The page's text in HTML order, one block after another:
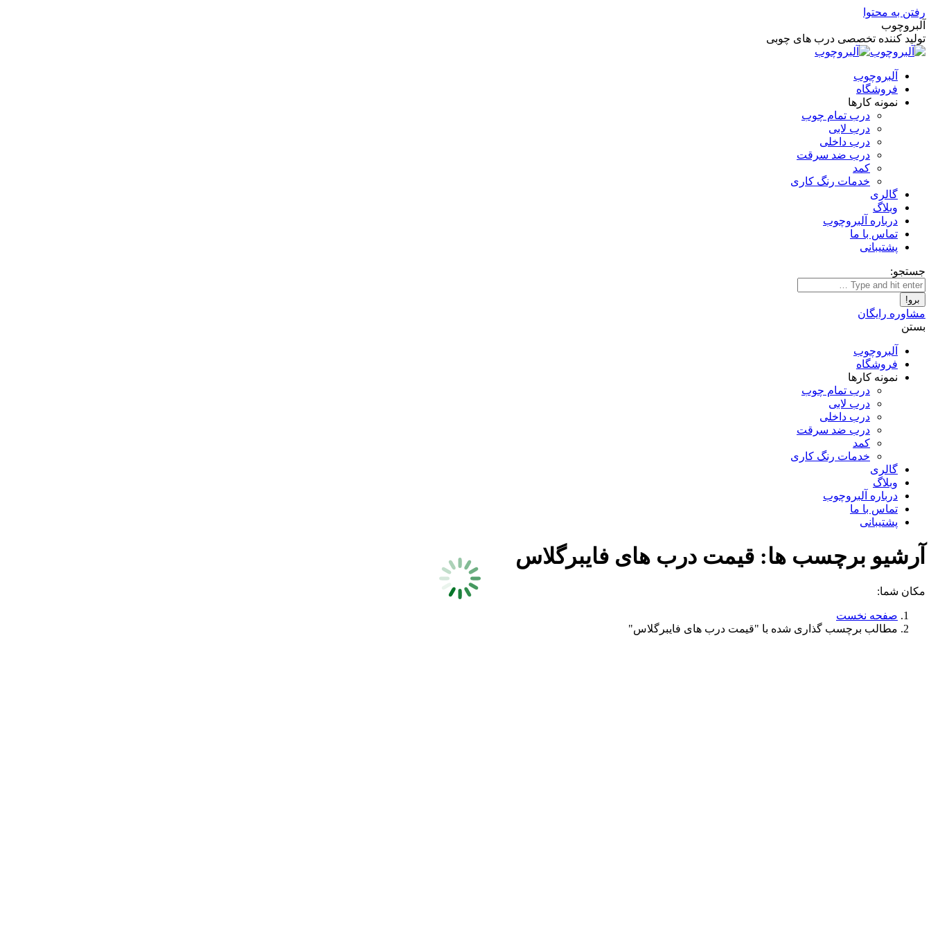
رفتن به محتوا
آلبروچوب
تولید کننده تخصصی درب های چوبی
آلبروچوب
فروشگاه
نمونه کارها
درب تمام چوب
درب لابی
درب داخلی
درب ضد سرقت
کمد
خدمات رنگ کاری
گالری
وبلاگ
درباره آلبروچوب
تماس با ما
پشتیبانی
جستجو:
مشاوره رایگان
بستن
آلبروچوب
فروشگاه
نمونه کارها
درب تمام چوب
درب لابی
درب داخلی
درب ضد سرقت
کمد
خدمات رنگ کاری
گالری
وبلاگ
درباره آلبروچوب
تماس با ما
پشتیبانی
آرشیو برچسب ها: قیمت درب های فایبرگلاس
مکان شما:
صفحه نخست
مطالب برچسب گذاری شده با "قیمت درب های فایبرگلاس"